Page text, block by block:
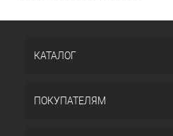
КАТАЛОГ
ПОКУПАТЕЛЯМ